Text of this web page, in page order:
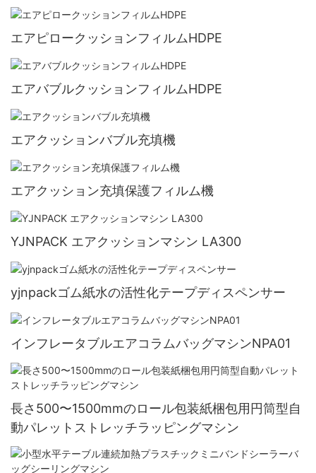
エアピロークッションフィルムHDPE
エアバブルクッションフィルムHDPE
エアクッションバブル充填機
エアクッション充填保護フィルム機
YJNPACK エアクッションマシン LA300
yjnpackゴム紙水の活性化テープディスペンサー
インフレータブルエアコラムバッグマシンNPA01
長さ500〜1500mmのロール包装紙梱包用円筒型自
動パレットストレッチラッピングマシン